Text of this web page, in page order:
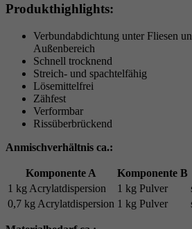
Produkthighlights:
Verbundabdichtung unter Fliesen
Außenbereich
Schnell trocknend
Streich- und spachtelfähig
Lösemittelfrei
Zähfest
Verformbar
Rissüberbrückend
Anmischverhältnis ca.:
Komponente A Komponente B
1 kg Acrylatdispersion
1 kg Pulver
0,7 kg Acrylatdispersion 1 kg Pulver